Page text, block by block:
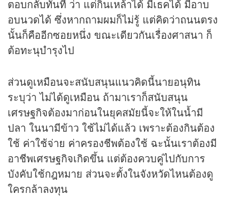
ตอบกลับทันที ว่า แต่กินเหล้าได้ มีเธคได้ มีอาบ
อบนวดได้ ซึ่งหากถามผมก็ไม่รู้ แต่คิดว่าถนนตรง
นั้นก็คืออีกซอยหนึ่ง ขณะเดียวกันเรื่องศาสนา ก็
ต้อทะนุบำรุงไป
ส่วนดูเหมือนจะสนับสนุนแนวคิดนี้นายอนุทิน
ระบุว่า ไม่ได้ดูเหมือน ถ้ามาเราก็สนับสนุน
เศรษฐกิจต้องมาก่อนในยุคสมัยนี้จะให้ในน้ำมี
ปลา ในนามีข้าว ใช้ไม่ได้แล้ว เพราะต้องกินต้อง
ใช้ ค่าใช้จ่าย ค่าครองชีพต้องใช้ ฉะนั้นเราต้องมี
อาชีพเศรษฐกิจเกิดขึ้น แต่ต้องควบคู่ไปกับการ
บังคับใช้กฎหมาย ส่วนจะตั้งในจังหวัดไหนต้องดู
ใครกล้าลงทุน